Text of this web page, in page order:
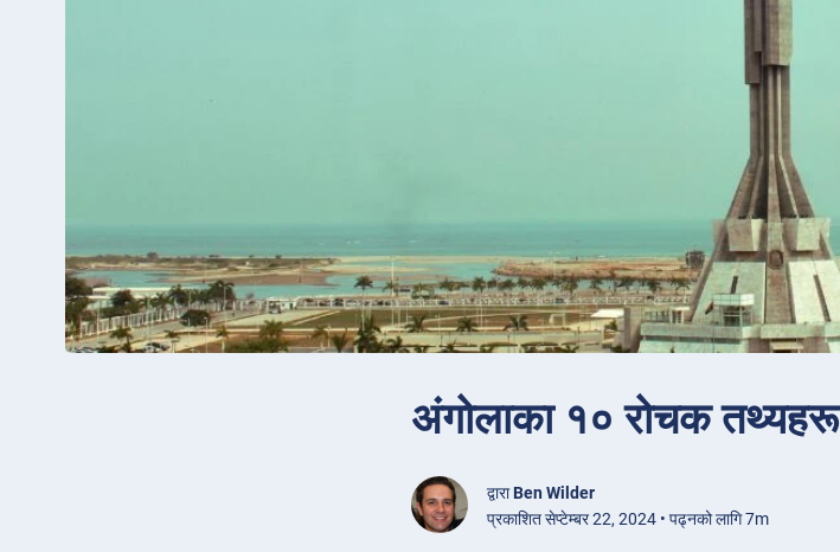
अंगोलाका १० रोचक तथ्यहरू
द्वाराBen Wilder
प्रकाशित सेप्टेम्बर 22, 2024 • पढ्नको लागि 7m